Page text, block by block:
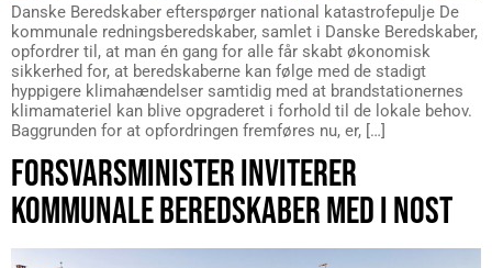
Danske Beredskaber efterspørger national katastrofepulje De
kommunale redningsberedskaber, samlet i Danske Beredskaber,
opfordrer til, at man én gang for alle får skabt økonomisk
sikkerhed for, at beredskaberne kan følge med de stadigt
hyppigere klimahændelser samtidig med at brandstationernes
klimamateriel kan blive opgraderet i forhold til de lokale behov.
Baggrunden for at opfordringen fremføres nu, er, […]
FORSVARSMINISTER INVITERER
KOMMUNALE BEREDSKABER MED I NOST